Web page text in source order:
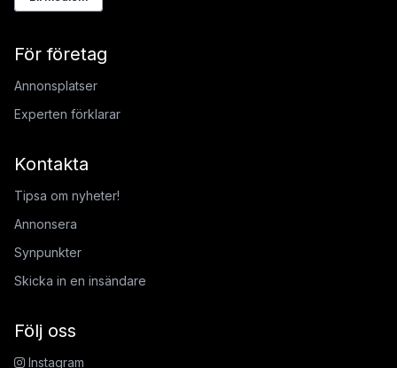
För företag
Annonsplatser
Experten förklarar
Kontakta
Tipsa om nyheter!
Annonsera
Synpunkter
Skicka in en insändare
Följ oss
Instagram